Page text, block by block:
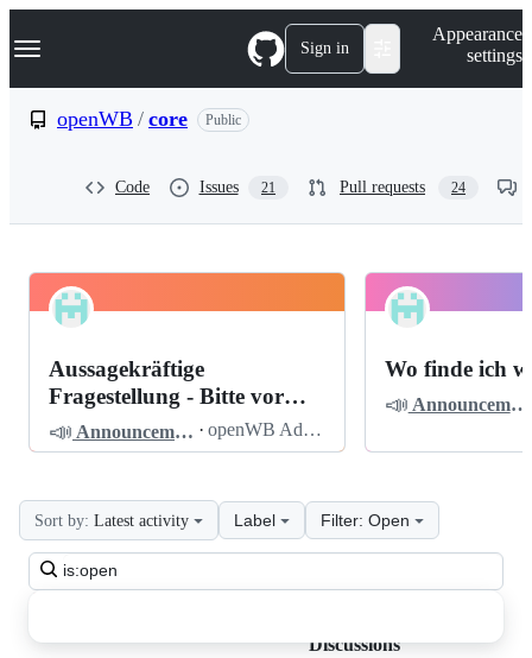
k
p
Navigation Menu Sign in
Appearance
settings
openWB / core Public
Code Issues 21 Pull requests 24
openWB
Discussions
Pinned
Aussagekräftige
Fragestellung - Bitte vor
dem Posten lesen
📣 Announcements · openWB Admin
Wo finde ich
📣 Announcements
Search
all
Sort by: Latest activity Label Filter: Open
Discussions